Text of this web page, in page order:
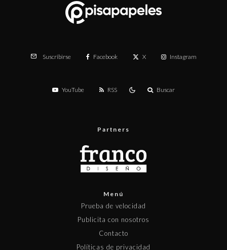
Suscribirse Facebook X Instagram
YouTube RSS Buscar
Partners
Menú
Prueba de velocidad
Publicita con nosotros
Contacto
Políticas de privacidad